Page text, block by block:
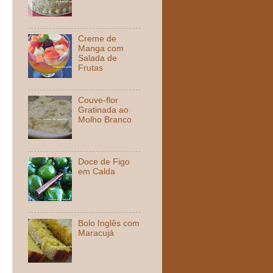
Creme de
Manga com
Salada de
Frutas
Couve-flor
Gratinada ao
Molho Branco
Doce de Figo
em Calda
Bolo Inglês com
Maracujá